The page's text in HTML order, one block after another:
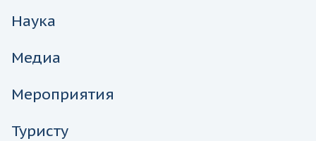
Наука
Медиа
Мероприятия
Туристу